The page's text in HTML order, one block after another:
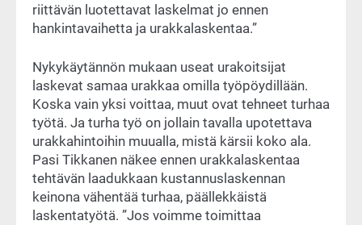
riittävän luotettavat laskelmat jo ennen
hankintavaihetta ja urakkalaskentaa.”
Nykykäytännön mukaan useat urakoitsijat
laskevat samaa urakkaa omilla työpöydillään.
Koska vain yksi voittaa, muut ovat tehneet turhaa
työtä. Ja turha työ on jollain tavalla upotettava
urakkahintoihin muualla, mistä kärsii koko ala.
Pasi Tikkanen näkee ennen urakkalaskentaa
tehtävän laadukkaan kustannuslaskennan
keinona vähentää turhaa, päällekkäistä
laskentatyötä. ”Jos voimme toimittaa